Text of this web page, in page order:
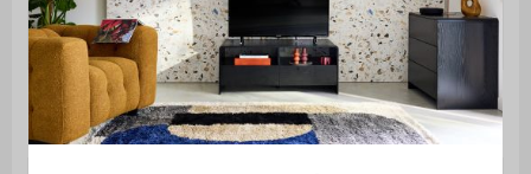
Hauteur du
fauteuil
89,5 cm
Longueur
de la table
244 cm